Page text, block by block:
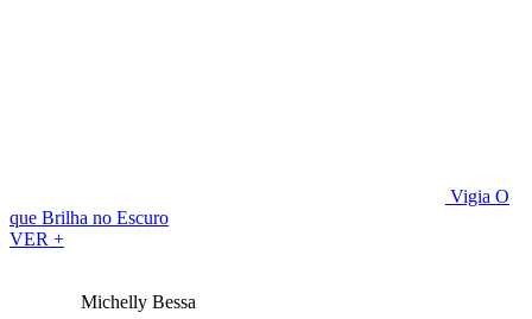
Vigia O
que Brilha no Escuro
VER +
Michelly Bessa